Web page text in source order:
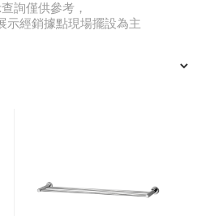
詢僅供參考，
示經銷據點現場擺設為主